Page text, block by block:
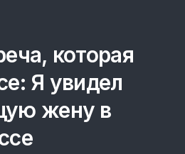
которая
Я увидел
жену в